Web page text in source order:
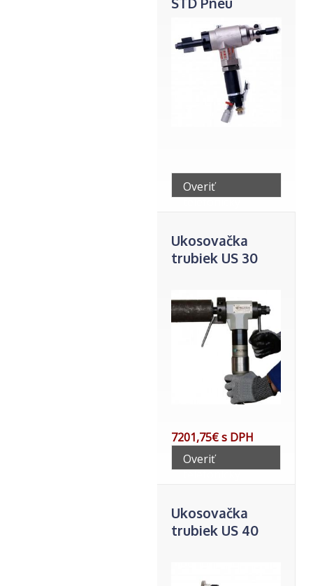
Overiť
telefonicky
Ukosovačka
trubiek US 30
7201,75€ s DPH
Overiť
telefonicky
Ukosovačka
trubiek US 40